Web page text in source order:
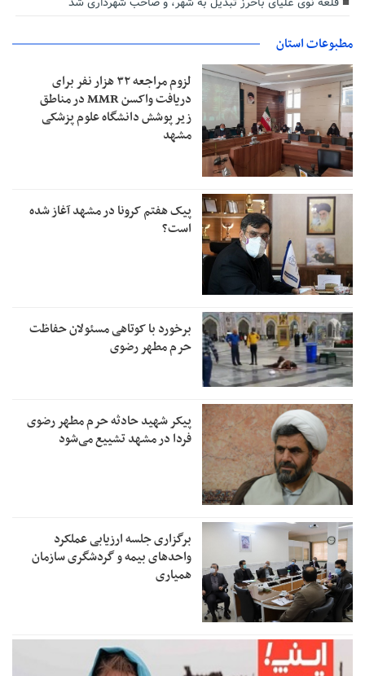
مطبوعات استان
لزوم مراجعه ۳۲ هزار نفر برای
دریافت واکسن MMR در مناطق
زیر پوشش دانشگاه علوم پزشکی
مشهد
پیک هفتم کرونا در مشهد آغاز شده
است؟
برخورد با کوتاهی مسئولان حفاظت
حرم مطهر رضوی
پیکر شهید حادثه حرم مطهر رضوی
فردا در مشهد تشییع می‌شود
برگزاری جلسه ارزیابی عملکرد
واحدهای بیمه و گردشگری سازمان
همیاری